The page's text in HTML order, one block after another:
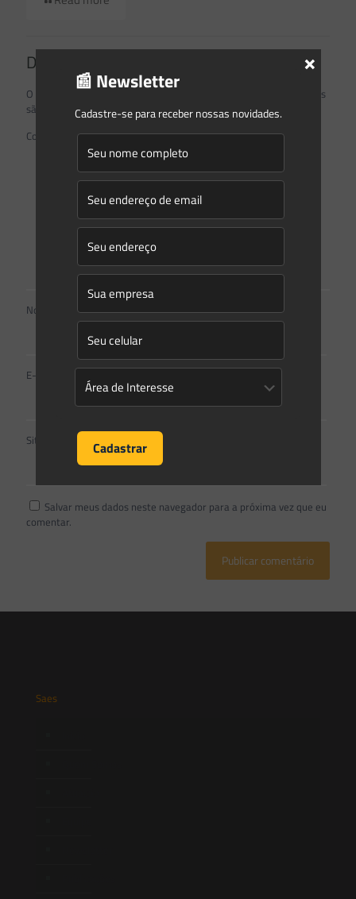
Deixe um comentário
O seu endereço de e-mail não será publicado.
Campos obrigatórios
são marcados com*
Comentário*
Nome
E-mail
Site
Salvar meus dados neste navegador para a próxima vez que eu
comentar.
Saes
📰 Newsletter
Cadastre-se para receber nossas novidades.
×